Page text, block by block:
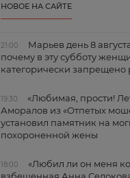
НОВОЕ НА САЙТЕ
21:00
Марьев день 8
почему в эту субботу
категорически запрещено
19:30
«Любимая, прости!
Аморалов из «Отпетых
установил памятник на
похороненной жены
18:00
«Любил ли он меня